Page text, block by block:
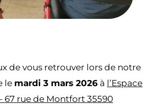
de vous retrouver lors de notre
le mardi 3 mars 2026 à l’Espace
67 rue de Montfort 35590